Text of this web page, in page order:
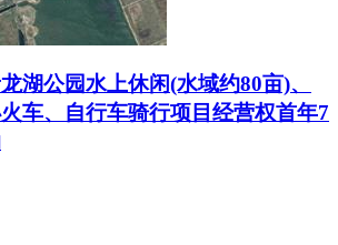
湖公园水上休闲(水域约80亩)、
车、自行车骑行项目经营权首年7